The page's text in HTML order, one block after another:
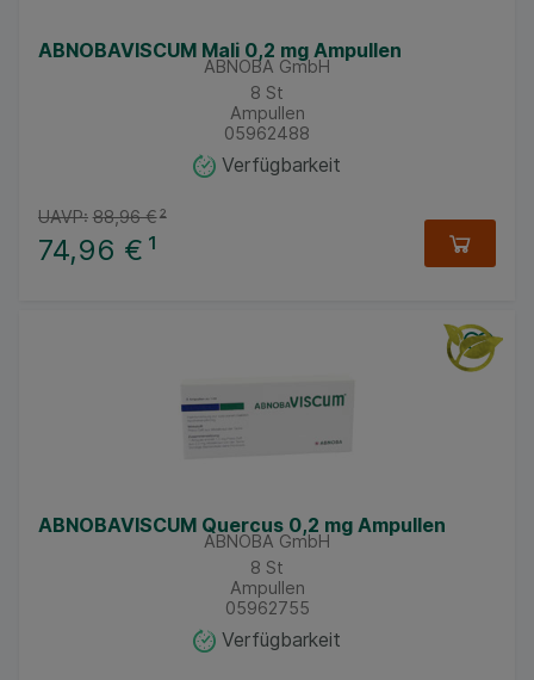
ABNOBAVISCUM Mali 0,2 mg Ampullen
ABNOBA GmbH
8 St
Ampullen
05962488
Verfügbarkeit
74,96 € ¹
UAVP: 88,96 €²
ABNOBAVISCUM Quercus 0,2 mg Ampullen
ABNOBA GmbH
8 St
Ampullen
05962755
Verfügbarkeit